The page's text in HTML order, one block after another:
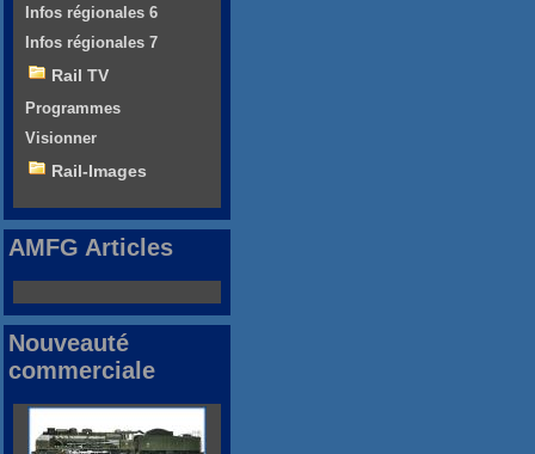
Infos régionales 6
Infos régionales 7
Rail TV
Programmes
Visionner
Rail-Images
AMFG Articles
Nouveauté
commerciale